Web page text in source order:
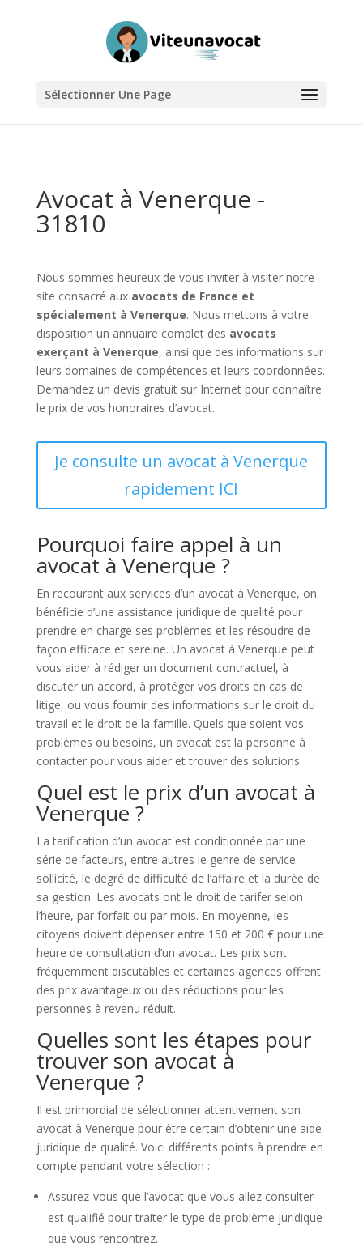
Sélectionner Une Page
Avocat à Venerque -
31810
Nous sommes heureux de vous inviter à visiter notre
site consacré aux avocats de France et
spécialement à Venerque. Nous mettons à votre
disposition un annuaire complet des avocats
exerçant à Venerque, ainsi que des informations sur
leurs domaines de compétences et leurs coordonnées.
Demandez un devis gratuit sur Internet pour connaître
le prix de vos honoraires d’avocat.
Je consulte un avocat à Venerque
rapidement ICI
Pourquoi faire appel à un
avocat à Venerque ?
En recourant aux services d’un avocat à Venerque, on
bénéficie d’une assistance juridique de qualité pour
prendre en charge ses problèmes et les résoudre de
façon efficace et sereine. Un avocat à Venerque peut
vous aider à rédiger un document contractuel, à
discuter un accord, à protéger vos droits en cas de
litige, ou vous fournir des informations sur le droit du
travail et le droit de la famille. Quels que soient vos
problèmes ou besoins, un avocat est la personne à
contacter pour vous aider et trouver des solutions.
Quel est le prix d’un avocat à
Venerque ?
La tarification d’un avocat est conditionnée par une
série de facteurs, entre autres le genre de service
sollicité, le degré de difficulté de l’affaire et la durée de
sa gestion. Les avocats ont le droit de tarifer selon
l’heure, par forfait ou par mois. En moyenne, les
citoyens doivent dépenser entre 150 et 200 € pour une
heure de consultation d’un avocat. Les prix sont
fréquemment discutables et certaines agences offrent
des prix avantageux ou des réductions pour les
personnes à revenu réduit.
Quelles sont les étapes pour
trouver son avocat à
Venerque ?
Il est primordial de sélectionner attentivement son
avocat à Venerque pour être certain d’obtenir une aide
juridique de qualité. Voici différents points à prendre en
compte pendant votre sélection :
Assurez-vous que l’avocat que vous allez consulter
est qualifié pour traiter le type de problème juridique
que vous rencontrez.